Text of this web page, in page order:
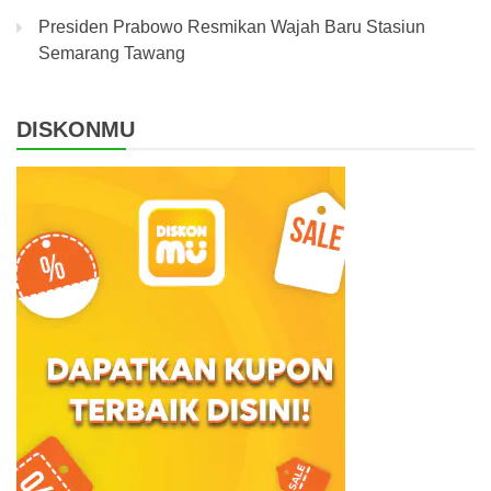
Presiden Prabowo Resmikan Wajah Baru Stasiun
Semarang Tawang
DISKONMU